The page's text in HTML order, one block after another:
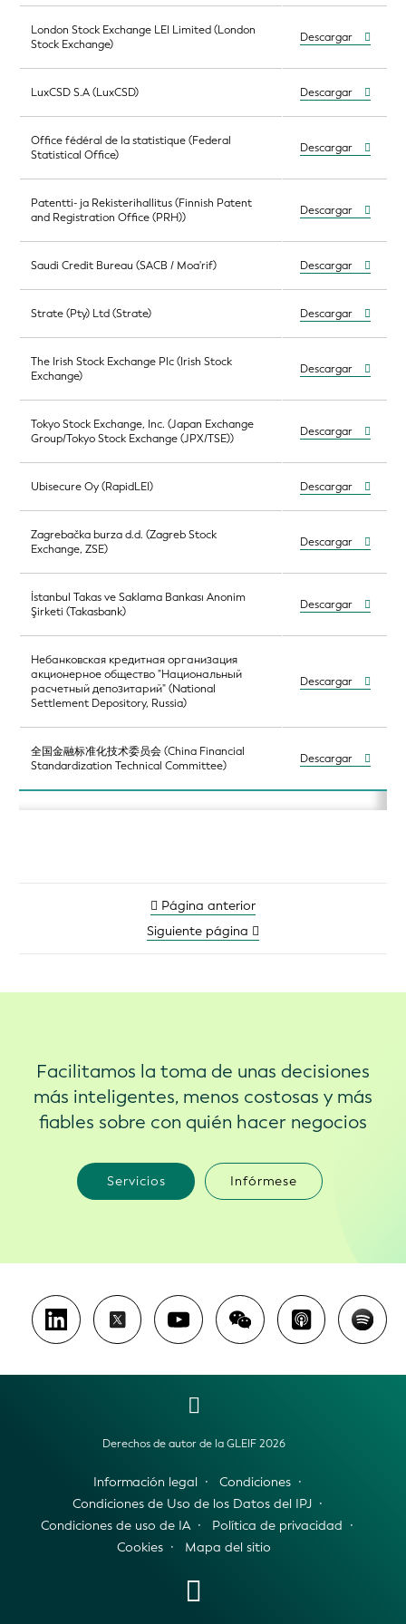
London Stock Exchange LEI Limited (London
Stock Exchange)
Descargar
LuxCSD S.A (LuxCSD) Descargar
Office fédéral de la statistique (Federal
Statistical Office)
Descargar
Patentti- ja Rekisterihallitus (Finnish Patent
and Registration Office (PRH))
Descargar
Saudi Credit Bureau (SACB / Moa'rif) Descargar
Strate (Pty) Ltd (Strate) Descargar
The Irish Stock Exchange Plc (Irish Stock
Exchange)
Descargar
Tokyo Stock Exchange, Inc. (Japan Exchange
Group/Tokyo Stock Exchange (JPX/TSE))
Descargar
Ubisecure Oy (RapidLEI) Descargar
Zagrebačka burza d.d. (Zagreb Stock
Exchange, ZSE)
Descargar
İstanbul Takas ve Saklama Bankası Anonim
Şirketi (Takasbank)
Descargar
Небанковская кредитная организация
акционерное общество "Национальный
расчетный депозитарий" (National
Settlement Depository, Russia)
Descargar
全国金融标准化技术委员会 (China Financial
Standardization Technical Committee)
Descargar
Página anterior
Siguiente página
Facilitamos la toma de unas decisiones
más inteligentes, menos costosas y más
fiables sobre con quién hacer negocios
Servicios Infórmese
Derechos de autor de la GLEIF 2026
Información legal
Condiciones
Condiciones de Uso de los Datos del IPJ
Condiciones de uso de IA
Política de privacidad
Cookies
Mapa del sitio